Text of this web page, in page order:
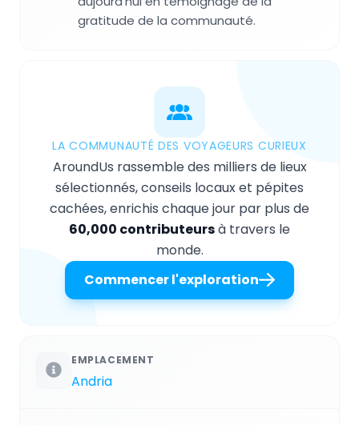
gratitude de la communauté.
LA COMMUNAUTÉ DES VOYAGEURS CURIEUX
AroundUs rassemble des milliers de lieux
sélectionnés, conseils locaux et pépites
cachées, enrichis chaque jour par plus de
60,000 contributeursà travers le
monde.
Commencer l'exploration
EMPLACEMENT
Andria